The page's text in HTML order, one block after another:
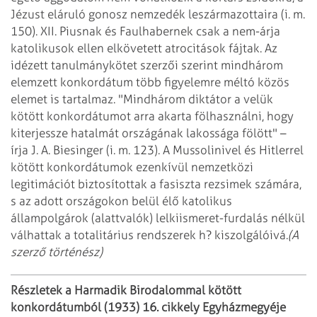
Jézust eláruló gonosz nemzedék leszármazottaira (i. m.
150). XII. Piusnak és Faulhabernek csak a nem-árja
katolikusok ellen elkövetett atrocitások fájtak. Az
idézett tanulmánykötet szerzői szerint mindhárom
elemzett konkordátum több figyelemre méltó közös
elemet is tartalmaz. "Mindhárom diktátor a velük
kötött konkordátumot arra akarta fölhasználni, hogy
kiterjessze hatalmát országának lakossága fölött" –
írja J. A. Biesinger (i. m. 123). A Mussolinivel és Hitlerrel
kötött konkordátumok ezenkívül nemzetközi
legitimációt biztosítottak a fasiszta rezsimek számára,
s az adott országokon belül élő katolikus
állampolgárok (alattvalók) lelkiismeret-furdalás nélkül
válhattak a totalitárius rendszerek h? kiszolgálóivá.(A
szerző történész)
Részletek a Harmadik Birodalommal kötött
konkordátumból (1933) 16. cikkely Egyházmegyéje